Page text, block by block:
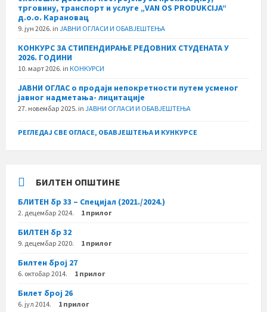
трговину, транспорт и услуге „VAN OS PRODUKCIJA“
д.о.о. Карановац
9. јун 2026. in ЈАВНИ ОГЛАСИ И ОБАВЈЕШТЕЊА
КОНКУРС ЗА СТИПЕНДИРАЊЕ РЕДОВНИХ СТУДЕНАТА У
2026. ГОДИНИ
10. март 2026. in КОНКУРСИ
ЈАВНИ ОГЛАС о продаји непокретности путем усменог
јавног надметања- лицитације
27. новембар 2025. in ЈАВНИ ОГЛАСИ И ОБАВЈЕШТЕЊА
РЕГЛЕДАЈ СВЕ ОГЛАСЕ, ОБАВЈЕШТЕЊА И КУНКУРСЕ
БИЛТЕН ОПШТИНЕ
БЛИТЕН бр 33 – Специјал (2021./2024.)
2. децембар 2024. 1 прилог
БИЛТЕН бр 32
9. децембар 2020. 1 прилог
Билтен број 27
6. октобар 2014. 1 прилог
Билет број 26
6. јул 2014. 1 прилог